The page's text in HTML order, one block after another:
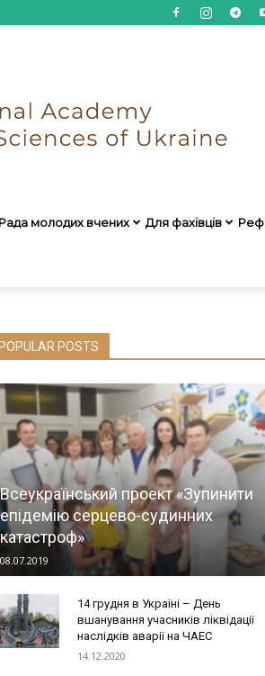
Рада молодих вчених Для фахівців
POPULAR POSTS
Всеукраїнський проект «Зупинити
епідемію серцево-судинних
катастроф»
08.07.2019
14 грудня в Україні – День
вшанування учасників ліквідації
наслідків аварії на ЧАЕС
14.12.2020